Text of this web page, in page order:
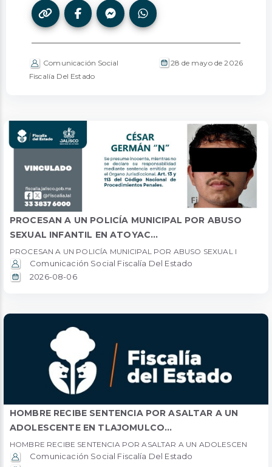
Comunicación Social
Fiscalía Del Estado
28 de mayo de 2026
PROCESAN A UN POLICÍA MUNICIPAL POR ABUSO
SEXUAL INFANTIL EN ATOYAC...
PROCESAN A UN POLICÍA MUNICIPAL POR ABUSO SEXUAL I
Comunicación Social Fiscalía Del Estado
2026-08-06
HOMBRE RECIBE SENTENCIA POR ASALTAR A UN
ADOLESCENTE EN TLAJOMULCO...
HOMBRE RECIBE SENTENCIA POR ASALTAR A UN ADOLESCEN
Comunicación Social Fiscalía Del Estado